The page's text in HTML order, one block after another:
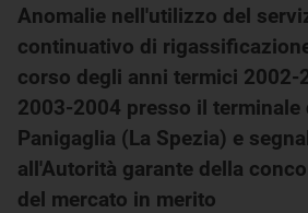
Anomalie nell'utilizzo del
continuativo di
corso degli anni termici 2002-
2003-2004 presso il terminale
Panigaglia (La Spezia) e
all'Autorità garante della
del mercato in merito